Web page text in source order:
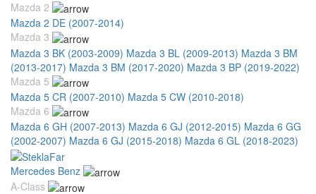
Mazda 2
Mazda 2 DE (2007-2014)
Mazda 3
Mazda 3 BK (2003-2009) Mazda 3 BL (2009-2013) Mazda 3 BM
(2013-2017) Mazda 3 BM (2017-2020) Mazda 3 BP (2019-2022)
Mazda 5
Mazda 5 CR (2007-2010) Mazda 5 CW (2010-2018)
Mazda 6
Mazda 6 GH (2007-2013) Mazda 6 GJ (2012-2015) Mazda 6 GG
(2002-2007) Mazda 6 GJ (2015-2018) Mazda 6 GL (2018-2023)
Mercedes Benz
A-Class